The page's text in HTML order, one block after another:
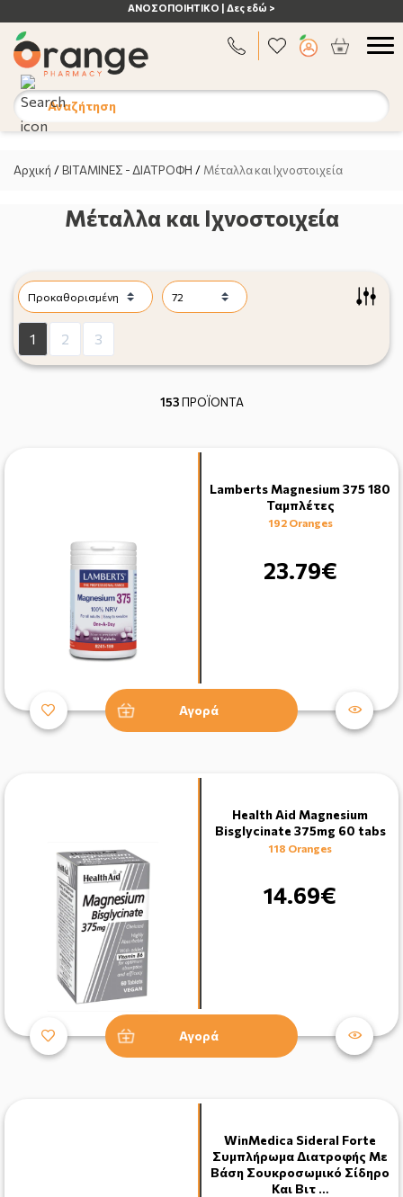
ΑΝΟΣΟΠΟΙΗΤΙΚΟ | Δες εδώ >
Αναζήτηση
Αρχική /ΒΙΤΑΜΙΝΕΣ - ΔΙΑΤΡΟΦΗ / Μέταλλα και Ιχνοστοιχεία
Μέταλλα και Ιχνοστοιχεία
1 2 3
153ΠΡΟΪΟΝΤΑ
Lamberts Magnesium 375 180
Ταμπλέτες
192 Oranges
23.79€
Αγορά
Health Aid Magnesium
Bisglycinate 375mg 60 tabs
118 Oranges
14.69€
Αγορά
WinMedica Sideral Forte
Συμπλήρωμα Διατροφής Με
Βάση Σουκροσωμικό Σίδηρο
Και Βιτ …